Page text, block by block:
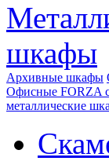
шкафы
Архивные шкафы
Офисные FORZA
металлические